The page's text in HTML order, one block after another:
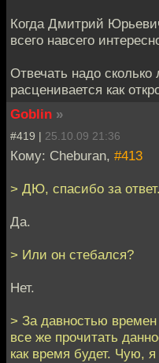
Когда Дмитрий
всего навсего
Отвечать надо сколько
расценивается как
Goblin »
#419 | 25.10.09 21:36
Кому: Cheburan, #413
> ДЮ, спасибо за
Да.
> Или он стебался?
Нет.
> За давностью
все же прочитать
как время будет. Чую,